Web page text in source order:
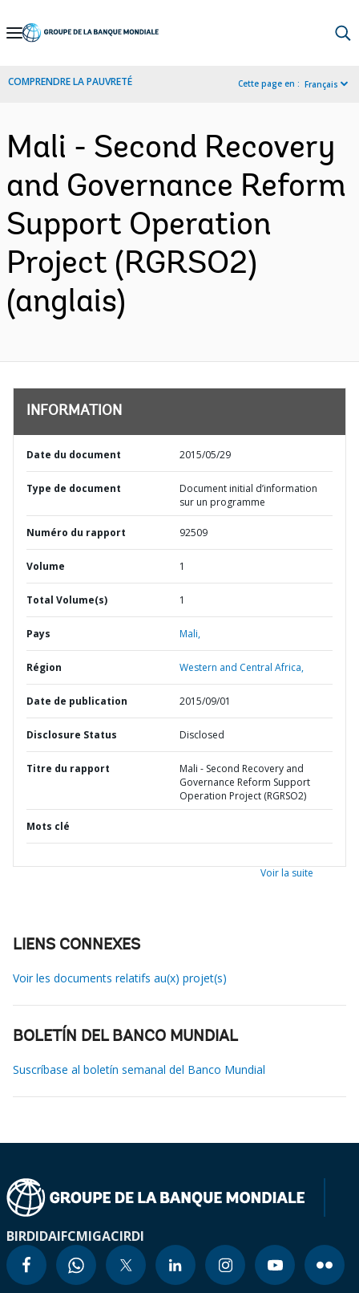
Skip
Navigation
COMPRENDRE LA PAUVRETÉ Cette page en : Français
Mali - Second Recovery
and Governance Reform
Support Operation
Project (RGRSO2)
(anglais)
INFORMATION
Date du document 2015/05/29
Type de document
Document initial d’information
sur un programme
Numéro du rapport 92509
Volume 1
Total Volume(s) 1
Pays Mali,
Région Western and Central Africa,
Date de publication 2015/09/01
Disclosure Status Disclosed
Titre du rapport
Mali - Second Recovery and
Governance Reform Support
Operation Project (RGRSO2)
Mots clé
Voir la suite
LIENS CONNEXES
Voir les documents relatifs au(x) projet(s)
BOLETÍN DEL BANCO MUNDIAL
Suscríbase al boletín semanal del Banco Mundial
BIRDIDAIFCMIGACIRDI